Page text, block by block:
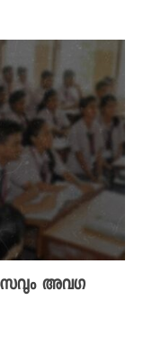
അവഗ